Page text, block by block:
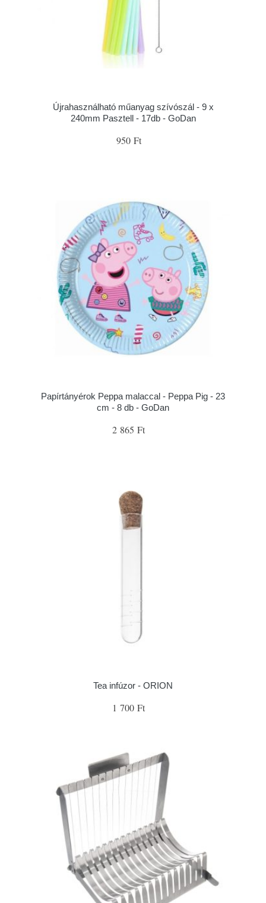
Újrahasználható műanyag szívószál - 9 x
240mm Pasztell - 17db - GoDan
950 Ft
Papírtányérok Peppa malaccal - Peppa Pig - 23
cm - 8 db - GoDan
2 865 Ft
Tea infúzor - ORION
1 700 Ft